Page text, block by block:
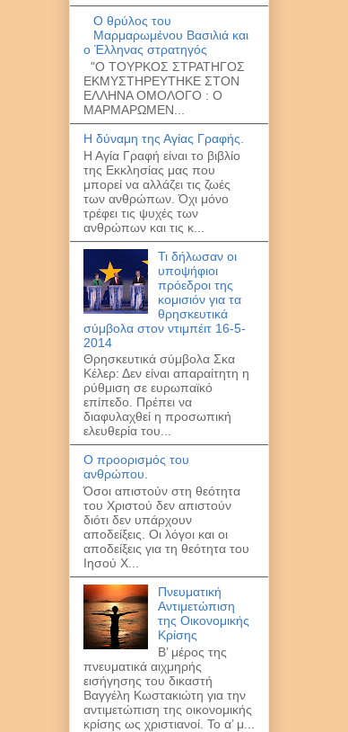
O θρύλος του
Μαρμαρωμένου Βασιλιά και
ο Έλληνας στρατηγός
"Ο ΤΟΥΡΚΟΣ ΣΤΡΑΤΗΓΟΣ
ΕΚΜΥΣΤΗΡΕΥΤΗΚΕ ΣΤΟΝ
ΕΛΛΗΝΑ ΟΜΟΛΟΓΟ : O
MAΡΜΑΡΩΜΕΝ...
Η δύναμη της Αγίας Γραφής.
Η Αγία Γραφή είναι το βιβλίο
της Εκκλησίας μας που
μπορεί να αλλάζει τις ζωές
των ανθρώπων. Όχι μόνο
τρέφει τις ψυχές των
ανθρώπων και τις κ...
Τι δήλωσαν οι
υποψήφιοι
πρόεδροι της
κομισιόν για τα
θρησκευτικά
σύμβολα στον ντιμπέιτ 16-5-
2014
Θρησκευτικά σύμβολα Σκα
Κέλερ: Δεν είναι απαραίτητη η
ρύθμιση σε ευρωπαϊκό
επίπεδο. Πρέπει να
διαφυλαχθεί η προσωπική
ελευθερία του...
Ο προορισμός του
ανθρώπου.
Όσοι απιστούν στη θεότητα
του Χριστού δεν απιστούν
διότι δεν υπάρχουν
αποδείξεις. Οι λόγοι και οι
αποδείξεις για τη θεότητα του
Ιησού Χ...
Πνευματική
Αντιμετώπιση
της Οικονομικής
Κρίσης
B’ μέρος της
πνευματικά αιχμηρής
εισήγησης του δικαστή
Βαγγέλη Κωστακιώτη για την
αντιμετώπιση της οικονομικής
κρίσης ως χριστιανοί. Το α’ μ...